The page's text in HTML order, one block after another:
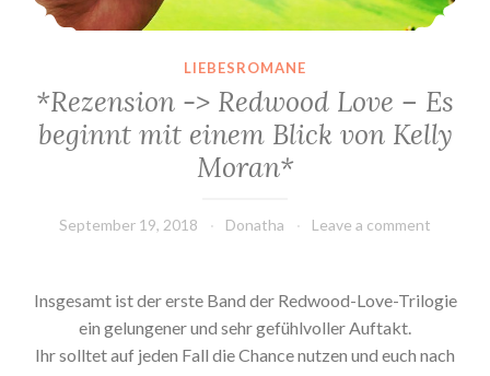
LIEBESROMANE
*Rezension -> Redwood Love – Es
beginnt mit einem Blick von Kelly
Moran*
September 19, 2018 Donatha Leave a comment
Insgesamt ist der erste Band der Redwood-Love-Trilogie
ein gelungener und sehr gefühlvoller Auftakt.
Ihr solltet auf jeden Fall die Chance nutzen und euch nach